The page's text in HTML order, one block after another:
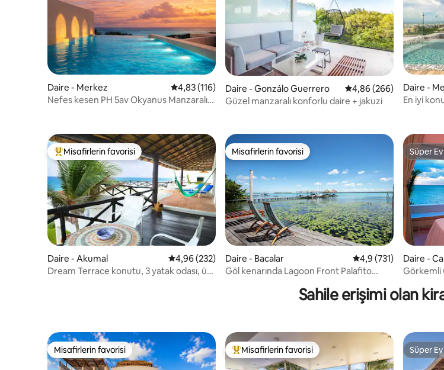
Daire - Merkez 5 üzerinden ortalama 4,83 puan, 116 değerlendirme
4,83 (116)
Nefes kesen PH 5av Okyanus Manzaralı
Daire - Gonzálo Guerrero 5 üzerinden ortalama
4,86 (266)
Güzel manzaralı konforlu daire + jakuzi
Daire -
En iyi
Misafirlerin favorilerinden en beğenilenler arasında
Misafirlerin favorisi
Daire - Akumal 5 üzerinden ortalama 4,96 puan, 232 değerlendirme
4,96 (232)
Dream Terrace konutu, 3 yatak odası, üç
Misafirlerin favorisi
Misafirlerin favorisi
Daire - Bacalar 5 üzerinden ortalama
4,9 (731)
Göl kenarında Lagoon Front Palafito
Süper
Süper
Daire -
Görkemli
Sahile erişimi olan
Misafirlerin favorisi
Misafirlerin favorisi Misafirlerin favorilerinden en beğenilenler arasında
Misafirlerin favorisi Süper
Süper